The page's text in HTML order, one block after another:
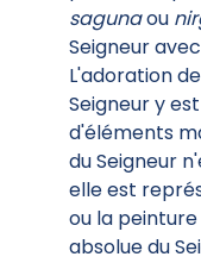
sagunaou
Seigneur
L'adoration
Seigneur y
d'éléments
du Seigneur
elle est
ou la
absolue du